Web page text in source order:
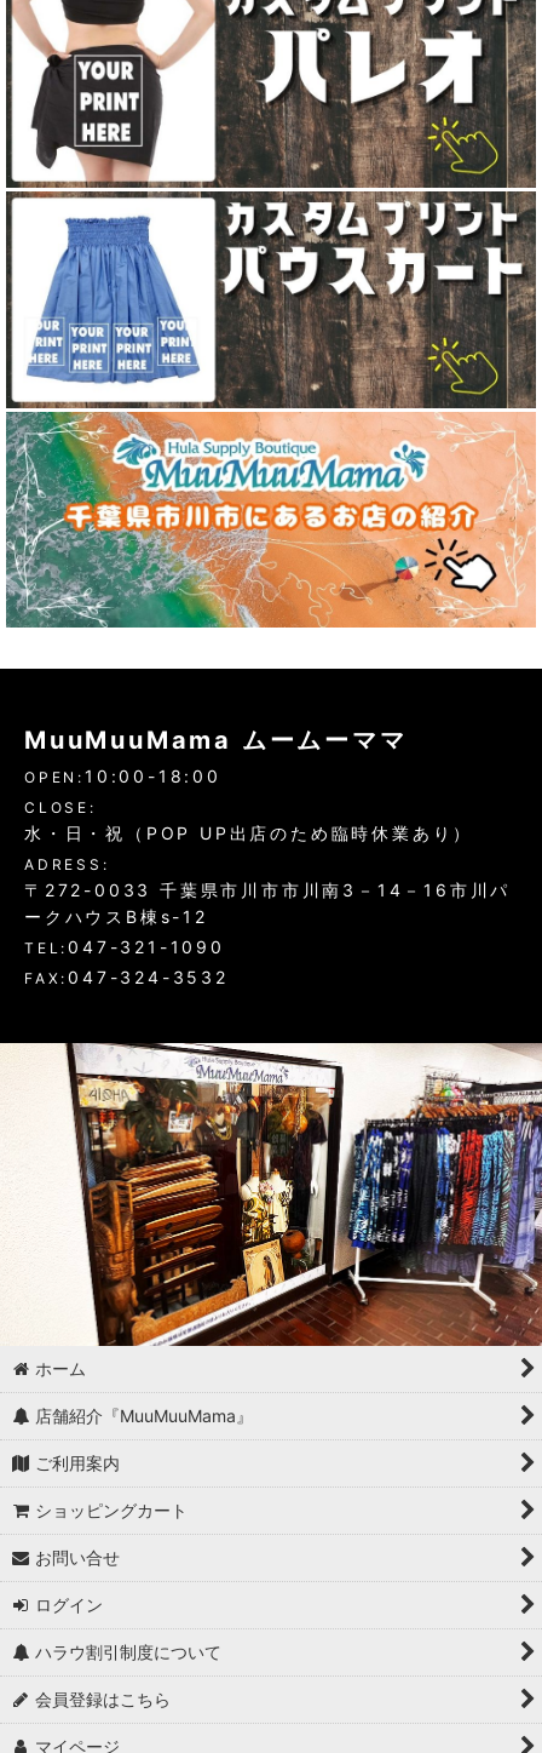
MuuMuuMama ムームーママ
OPEN: 10:00-18:00
CLOSE:
水・日・祝（POP UP出店のため臨時休業あり）
ADRESS:
〒272-0033 千葉県市川市市川南3－14－16市川パ
ークハウスB棟s-12
TEL:047-321-1090
FAX:047-324-3532
ホーム
店舗紹介『MuuMuuMama』
ご利用案内
ショッピングカート
お問い合せ
ログイン
ハラウ割引制度について
会員登録はこちら
マイページ